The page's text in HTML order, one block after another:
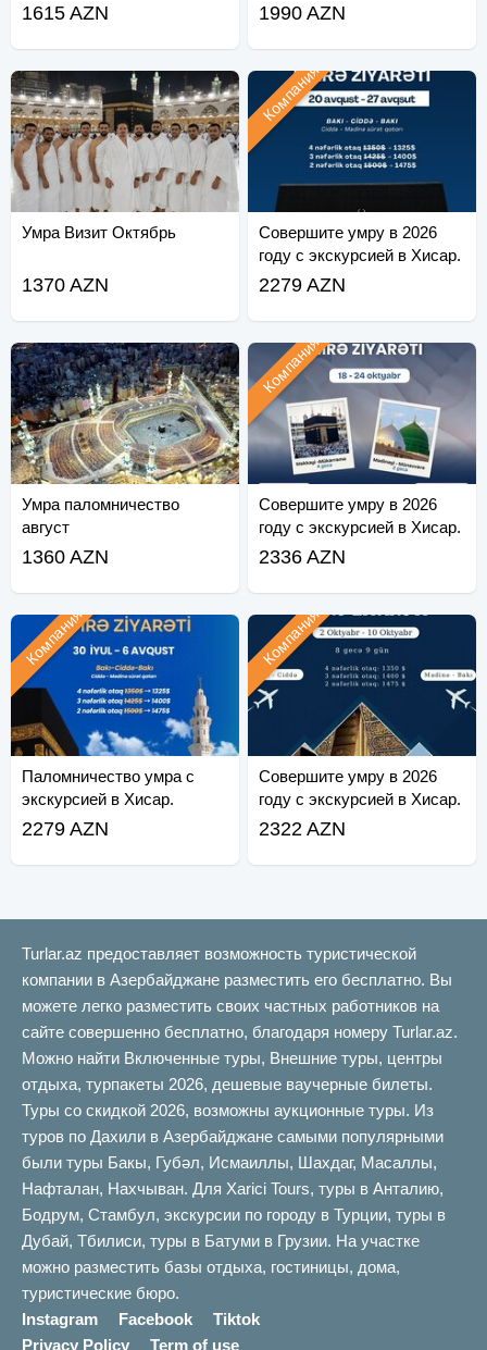
1615 AZN 1990 AZN
Умра Визит Октябрь
1370 AZN
Совершите умру в 2026
году с экскурсией в Хисар.
Компания
2279 AZN
Умра паломничество
август
1360 AZN
Совершите умру в 2026
году с экскурсией в Хисар.
Компания
2336 AZN
Паломничество умра с
экскурсией в Хисар.
Компания
2279 AZN
Совершите умру в 2026
году с экскурсией в Хисар.
Компания
2322 AZN
Turlar.az предоставляет возможность туристической
компании в Азербайджане разместить его бесплатно. Вы
можете легко разместить своих частных работников на
сайте совершенно бесплатно, благодаря номеру Turlar.az.
Можно найти Включенные туры, Внешние туры, центры
отдыха, турпакеты 2026, дешевые ваучерные билеты.
Туры со скидкой 2026, возможны аукционные туры. Из
туров по Дахили в Азербайджане самыми популярными
были туры Бакы, Губəл, Исмаиллы, Шахдаг, Масаллы,
Нафталан, Нахчыван. Для Xarici Tours, туры в Анталию,
Бодрум, Стамбул, экскурсии по городу в Турции, туры в
Дубай, Тбилиси, туры в Батуми в Грузии. На участке
можно разместить базы отдыха, гостиницы, дома,
туристические бюро.
Instagram
Facebook
Tiktok
Privacy Policy
Term of use